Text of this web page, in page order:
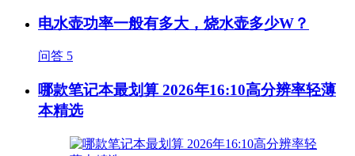
电水壶功率一般有多大，烧水壶多少W？
问答 5
哪款笔记本最划算 2026年16:10高分辨率轻薄
本精选